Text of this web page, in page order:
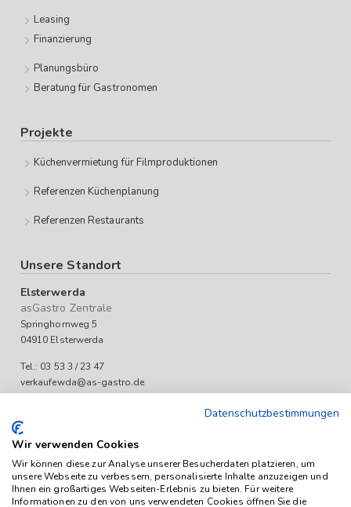
Leasing
Finanzierung
Planungsbüro
Beratung für Gastronomen
Projekte
Küchenvermietung für Filmproduktionen
Referenzen Küchenplanung
Referenzen Restaurants
Unsere Standort
Elsterwerda
asGastro Zentrale
Springhornweg 5
04910 Elsterwerda
Tel.: 03 53 3 / 23 47
verkaufewda@as-gastro.de
Mo-Fr 09:00 bis 17:00 Uhr
Datenschutzbestimmungen
Wir verwenden Cookies
Wir können diese zur Analyse unserer Besucherdaten platzieren, um
unsere Webseite zu verbessern, personalisierte Inhalte anzuzeigen und
Ihnen ein großartiges Webseiten-Erlebnis zu bieten. Für weitere
Informationen zu den von uns verwendeten Cookies öffnen Sie die